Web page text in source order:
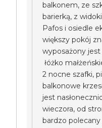
balkonem, ze
barierką, z
Pafos i osiedle
większy pokój
wyposażony
łóżko
2 nocne szafki,
balkonowe
jest
wieczora, od
bardzo